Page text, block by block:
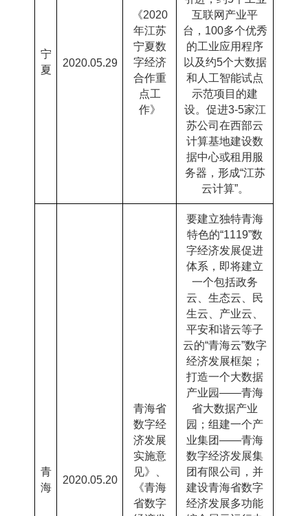
宁
夏
2020.05.29
《2020
年江苏
宁夏数
字经济
合作重
点工
作》
互联网产业平
台， 100多个优秀
的工业应用程序
以及约5个大数据
和人工智能试点
示范项目的建
设。促进3-5家江
苏公司在西部云
计算基地建设数
据中心或租用服
务器，形成“江苏
云计算”。
青
海
2020.05.20
青海省
数字经
济发展
实施意
见》、
《青海
省数字
要建立独特青海
特色的“1119”数
字经济发展促进
体系，即将建立
一个包括政务
云、生态云、民
生云、产业云、
平安和谐云等子
云的“青海云”数字
经济发展框架；
打造一个大数据
产业园――青海
省大数据产业
园；组建一个产
业集团――青海
数字经济发展集
团有限公司，并
建设青海省数字
经济发展多功能